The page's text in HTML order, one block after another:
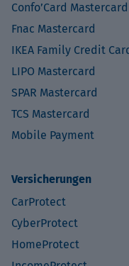
Confo’Card Mastercard
Fnac Mastercard
IKEA Family Credit
LIPO Mastercard
SPAR Mastercard
TCS Mastercard
Mobile Payment
Versicherungen
CarProtect
CyberProtect
HomeProtect